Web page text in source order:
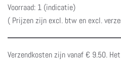
Voorraad: 1 (indicatie)
( Prijzen zijn excl. btw en excl.
Verzendkosten zijn vanaf € 9.50.